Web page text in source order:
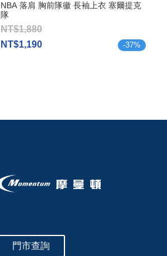
NBA 落肩 胸前隊徽 長袖上衣 塞爾提克
隊
NT$1,880
NT$1,190
-37%
門市查詢